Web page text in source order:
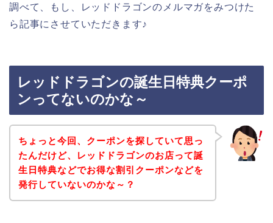
調べて、もし、レッドドラゴンのメルマガをみつけた
ら記事にさせていただきます♪
レッドドラゴンの誕生日特典クーポ
ンってないのかな～
ちょっと今回、クーポンを探していて思っ
たんだけど、レッドドラゴンのお店って誕
生日特典などでお得な割引クーポンなどを
発行していないのかな～？